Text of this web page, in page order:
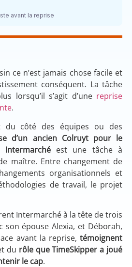
avant la reprise
ce n’est jamais chose facile et
conséquent. La tâche
lorsqu’il s’agit d’une reprise
.
du côté des équipes ou des
d’un ancien Colruyt pour le
est une tâche à
maître. Entre changement de
organisationnels et
de travail, le projet
Intermarché à la tête de trois
son épouse Alexia, et Déborah,
avant la reprise, témoignent
du rôle que TimeSkipper a joué
le cap.